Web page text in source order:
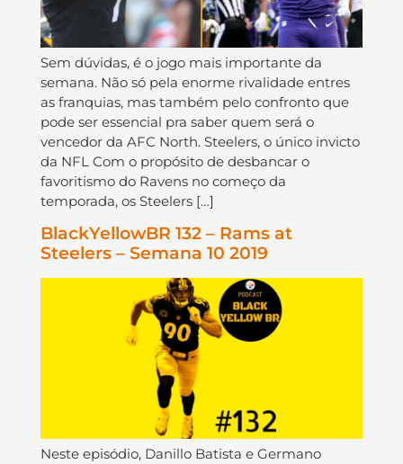
Sem dúvidas, é o jogo mais importante da
semana. Não só pela enorme rivalidade entres
as franquias, mas também pelo confronto que
pode ser essencial pra saber quem será o
vencedor da AFC North. Steelers, o único invicto
da NFL Com o propósito de desbancar o
favoritismo do Ravens no começo da
temporada, os Steelers […]
BlackYellowBR 132 – Rams at
Steelers – Semana 10 2019
Neste episódio, Danillo Batista e Germano